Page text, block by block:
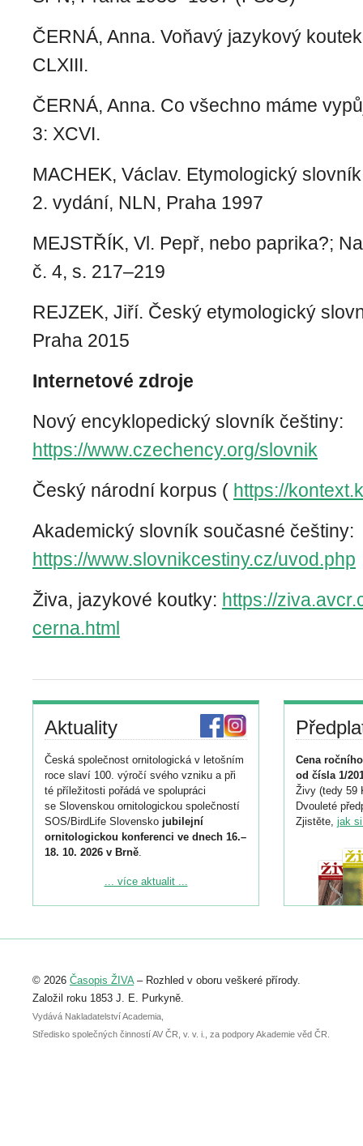
ČERNÁ, Anna. Voňavý jazykový
CLXIII.
ČERNÁ, Anna. Co všechno máme
3: XCVI.
MACHEK, Václav. Etymologický
2. vydání, NLN, Praha 1997
MEJSTŘÍK, Vl. Pepř, nebo paprika?;
č. 4, s. 217–219
REJZEK, Jiří. Český etymologický
Praha 2015
Internetové zdroje
Nový encyklopedický slovník češtiny:
https://www.czechency.org/slovnik
Český národní korpus ( https://
Akademický slovník současné češtiny:
https://www.slovnikcestiny.cz/uvod.php
Živa, jazykové koutky: https://
cerna.html
Aktuality
Česká společnost ornitologická v letošním
roce slaví 100. výročí svého vzniku a při
té příležitosti pořádá ve spolupráci
se Slovenskou ornitologickou společností
SOS/BirdLife Slovensko jubilejní
ornitologickou konferenci ve dnech 16.–
18. 10. 2026 v Brně.
Podrobnější informace ke konferenci
Registrovat se můžete do 6. září.
abstraktu přihlášené přednášky nebo
posteru je už 30. června.
... více aktualit ...
Cena
od čísla 1/
Živy (tedy 59
Dvouleté
Zjistěte, jak
© 2026 Časopis ŽIVA– Rozhled v oboru veškeré přírody.
Založil roku 1853 J. E. Purkyně.
Vydává Nakladatelství Academia,
Středisko společných činností AV ČR, v. v. i., za podpory Akademie věd ČR.